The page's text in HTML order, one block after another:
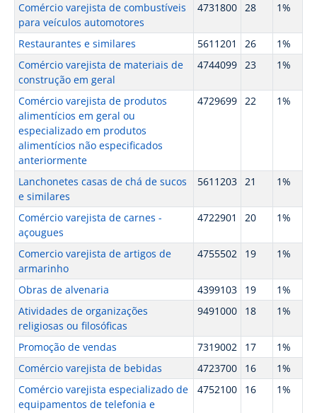
Comércio varejista de combustíveis
para veículos automotores
4731800 28 1%
Restaurantes e similares 5611201 26
1%
Comércio varejista de materiais de
construção em geral
4744099 23 1%
Comércio varejista de produtos
alimentícios em geral ou
especializado em produtos
alimentícios não especificados
anteriormente
4729699 22 1%
Lanchonetes casas de chá de sucos
e similares
5611203 21 1%
Comércio varejista de carnes -
açougues
4722901 20 1%
Comercio varejista de artigos de
armarinho
4755502 19 1%
Obras de alvenaria 4399103 19
1%
Atividades de organizações
religiosas ou filosóficas
9491000 18 1%
Promoção de vendas 7319002 17
1%
Comércio varejista de bebidas
4723700 16
1%
Comércio varejista especializado de
equipamentos de telefonia e
4752100 16 1%